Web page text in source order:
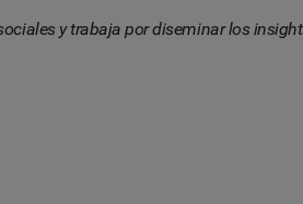
y trabaja por diseminar los